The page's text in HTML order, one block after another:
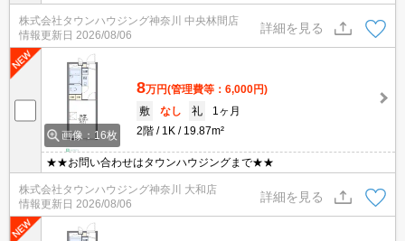
株式会社タウンハウジング神奈川 中央林間店
情報更新日 2026/08/06
詳細を見る
画像：16枚
8万円(管理費等：6,000円)
敷
なし 礼
1ヶ月
2階
1K 19.87m²
★★お問い合わせはタウンハウジングまで★★
株式会社タウンハウジング神奈川 大和店
情報更新日 2026/08/06
詳細を見る